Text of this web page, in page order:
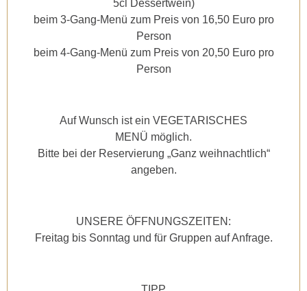
5cl Dessertwein)
beim 3-Gang-Menü zum Preis von 16,50 Euro pro
Person
beim 4-Gang-Menü zum Preis von 20,50 Euro pro
Person
Auf Wunsch ist ein VEGETARISCHES
MENÜ möglich.
Bitte bei der Reservierung „Ganz weihnachtlich“
angeben.
UNSERE ÖFFNUNGSZEITEN:
Freitag bis Sonntag und für Gruppen auf Anfrage.